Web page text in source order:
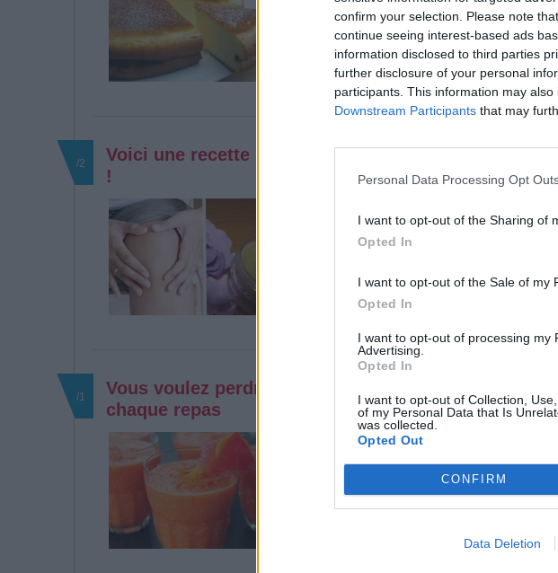
confirm your selection. Please note
continue seeing interest-based ads
information disclosed to third parties
further disclosure of your personal
participants. This information may
Downstream Participants that may
Personal Data Processing Opt
I want to opt-out of the Sharing of
Opted In
I want to opt-out of the Sale of my
Opted In
I want to opt-out of processing my
Advertising.
Opted In
I want to opt-out of Collection,
of my Personal Data that Is
was collected.
Opted Out
CONFIRM
Data Deletion
ce que vous propose cette recette facile.
Read more
Voici une recette pour éliminer la douleur des
!
/2
une pathologie à laquelle, d’une manière
sommes tous un peu habitués.
Vous voulez perdre du poids très rapidement - Buvez
chaque repas
/1
Le pamplemousse est connu comme
C, contient des vitamines A, B, D,
du phosphore, du magnésium, du
cuivre et du fer.